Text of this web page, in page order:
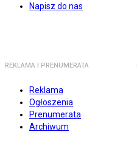
Napisz do nas
REKLAMA I PRENUMERATA
Reklama
Ogłoszenia
Prenumerata
Archiwum